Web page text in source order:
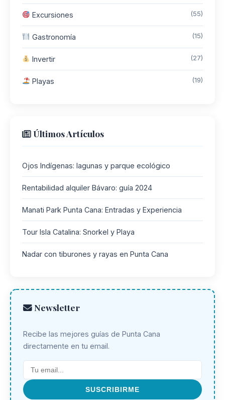
Excursiones (55)
Gastronomía (15)
Invertir (27)
Playas (19)
Últimos Artículos
Ojos Indígenas: lagunas y parque ecológico
Rentabilidad alquiler Bávaro: guía 2024
Manati Park Punta Cana: Entradas y Experiencia
Tour Isla Catalina: Snorkel y Playa
Nadar con tiburones y rayas en Punta Cana
Newsletter
Recibe las mejores guías de Punta Cana
directamente en tu email.
SUSCRIBIRME